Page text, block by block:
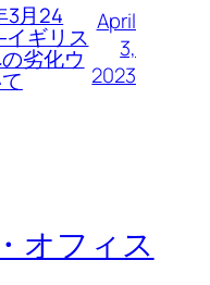
3月24
ギリス
劣化ウ
April
3,
2023
オフィス